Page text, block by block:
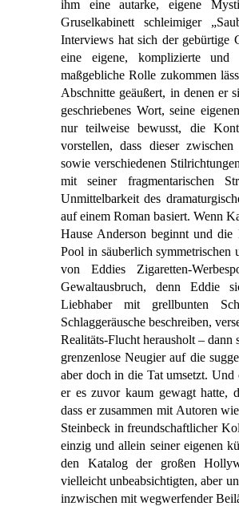
ihm eine autarke, eigene
Gruselkabinett schleimiger
Interviews hat sich der gebürtige
eine eigene, komplizierte und
maßgebliche Rolle zukommen
Abschnitte geäußert, in denen er
geschriebenes Wort, seine
nur teilweise bewusst, die
vorstellen, dass dieser
sowie verschiedenen
mit seiner fragmentarischen
Unmittelbarkeit des
auf einem Roman basiert. Wenn
Hause Anderson beginnt und
Pool in säuberlich symmetrischen
von Eddies Zigaretten-
Gewaltausbruch, denn Eddie
Liebhaber mit grellbunten
Schlaggeräusche beschreiben,
Realitäts-Flucht herausholt –
grenzenlose Neugier auf die
aber doch in die Tat umsetzt.
er es zuvor kaum gewagt hatte,
dass er zusammen mit Autoren
Steinbeck in freundschaftlicher
einzig und allein seiner eigenen
den Katalog der großen
vielleicht unbeabsichtigten, aber
inzwischen mit wegwerfender